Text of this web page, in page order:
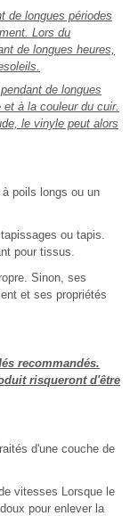
de longues périodes
Lors du
de longues heures,
de longues
à la couleur du cuir.
le vinyle peut alors
poils longs ou un
ou tapis.
pour tissus.
Sinon, ses
et ses propriétés
recommandés.
risqueront d'être
d'une couche de
vitesses Lorsque le
pour enlever la